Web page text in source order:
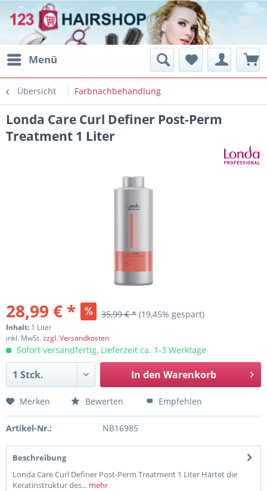
Menü
Übersicht Farbnachbehandlung
Londa Care Curl Definer Post-Perm
Treatment 1 Liter
28,99 € * 35,99 € * (19,45% gespart)
Inhalt: 1 Liter
inkl. MwSt.zzgl. Versandkosten
Sofort versandfertig, Lieferzeit ca. 1-3 Werktage
In den Warenkorb
Merken Bewerten Empfehlen
Artikel-Nr.: NB16985
Beschreibung
Londa Care Curl Definer Post-Perm Treatment 1 Liter Härtet die
Keratinstruktur des... mehr